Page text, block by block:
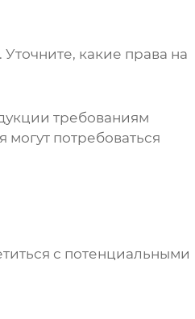
какие права на
требованиям
могут потребоваться
с потенциальными